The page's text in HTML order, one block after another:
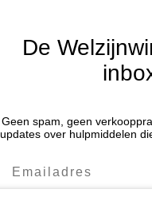
Nieuwsbrief
Blijf op de hoogte van
voor de nieuwsbrief.
De
Geen spam, geen
updates over hulpmiddelen